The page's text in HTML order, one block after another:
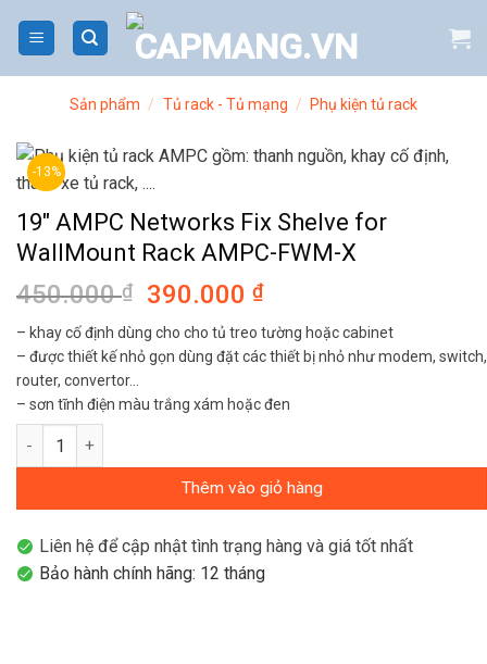
Sản phẩm / Tủ rack - Tủ mạng / Phụ kiện tủ rack
-13%
19″ AMPC Networks Fix Shelve for
WallMount Rack AMPC-FWM-X
450.000₫
Giá
gốc
là:
450.000 ₫.
390.000₫Giá
hiện
tại
390.000 ₫.
– khay cố định dùng cho cho tủ treo tường hoặc cabinet
– được thiết kế nhỏ gọn dùng đặt các thiết bị nhỏ như modem, switch,
router, convertor…
– sơn tĩnh điện màu trắng xám hoặc đen
19" AMPC Networks Fix Shelve for WallMount Rack AMPC-
Thêm vào giỏ hàng
Liên hệ để cập nhật tình trạng hàng và giá tốt nhất
Bảo hành chính hãng: 12 tháng